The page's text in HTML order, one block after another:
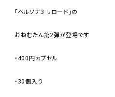
「ペルソナ3 リロード」の
おねむたん第2弾が登場です
・400円カプセル
・30個入り